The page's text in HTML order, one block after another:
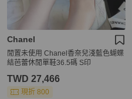
Chanel
閒置未使用 Chanel香奈兒淺藍色蝴蝶
結芭蕾休閒單鞋36.5碼 S印
TWD 27,466
現折 800